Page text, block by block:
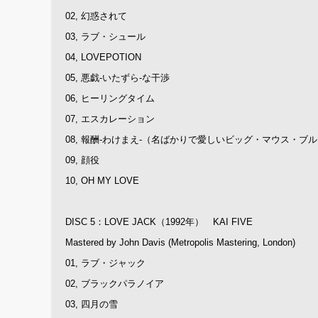
02, 幻惑されて
03, ラブ・シュール
04, LOVEPOTION
05, 悪戯-いたずら-な干渉
06, ヒーリングタイム
07, エスカレーション
08, 報酬-わけまえ-（名ばかりで愛しいビッグ・マウス・ブ
09, 顔役
10, OH MY LOVE
DISC 5：LOVE JACK（1992年） KAI FIVE
Mastered by John Davis (Metropolis Mastering, London)
01, ラブ・ジャック
02, ブラックパラノイア
03, 四月の雪